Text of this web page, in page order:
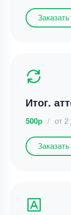
Заказать
Итог.
500р / от 2
Заказать